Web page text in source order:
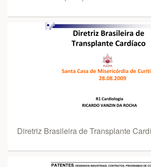
Diretriz Brasileira de Transplante